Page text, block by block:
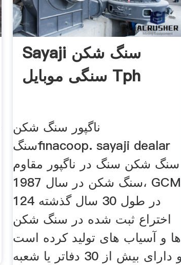
Sayaji سنگ شکن
سنگی موبایل Tph
ناگپور سنگ شکن
سنگfinacoop. sayaji dealar
سنگ شکن سنگ در ناگپور مقاوم
سنگ شکن در سال 1987، GCM
در طول 30 سال گذشته 124
اختراع ثبت شده در سنگ شکن
ها و آسیاب های تولید کرده است
و دارای بیش از 30 دفاتر یا شعبه